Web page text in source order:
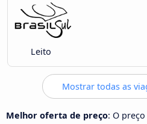
Leito
Mostrar todas as
Melhor oferta de preço: O